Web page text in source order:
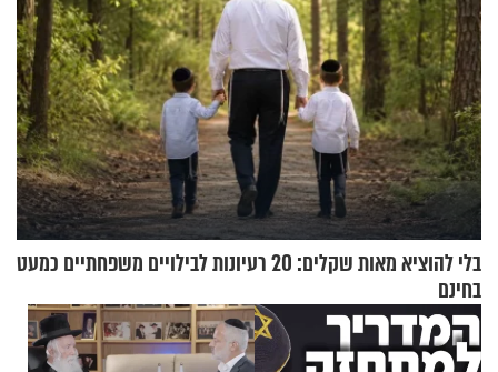
בלי להוציא מאות שקלים: 20 רעיונות לבילויים משפחתיים כמעט
בחינם